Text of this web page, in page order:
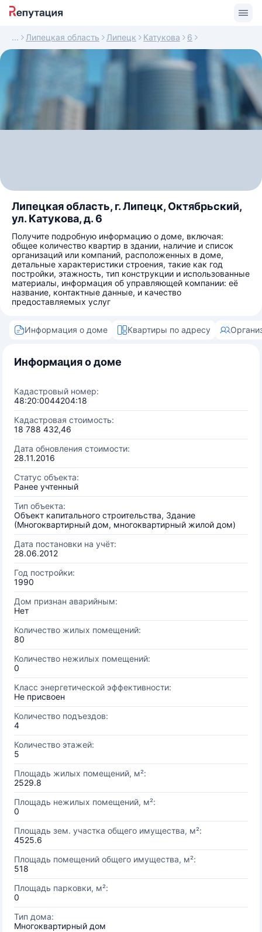
Липецкая область Липецк Катукова 6
Липецкая область, г. Липецк, Октябрьский,
ул. Катукова, д. 6
Получите подробную информацию о доме, включая:
общее количество квартир в здании, наличие и список
организаций или компаний, расположенных в доме,
детальные характеристики строения, такие как год
постройки, этажность, тип конструкции и использованные
материалы, информация об управляющей компании: её
название, контактные данные, и качество
предоставляемых услуг
Информация о доме Квартиры по адресу
Информация о доме
Кадастровый номер:
48:20:0044204:18
Кадастровая стоимость:
18 788 432,46
Дата обновления стоимости:
28.11.2016
Статус объекта:
Ранее учтенный
Тип объекта:
Объект капитального строительства, Здание
(Многоквартирный дом, многоквартирный жилой дом)
Дата постановки на учёт:
28.06.2012
Год постройки:
1990
Дом признан аварийным:
Нет
Количество жилых помещений:
80
Количество нежилых помещений:
0
Класс энергетической эффективности:
Не присвоен
Количество подъездов:
4
Количество этажей:
5
Площадь жилых помещений, м²:
2529.8
Площадь нежилых помещений, м²:
0
Площадь зем. участка общего имущества, м²:
4525.6
Площадь помещений общего имущества, м²:
518
Площадь парковки, м²:
0
Тип дома:
Многоквартирный дом